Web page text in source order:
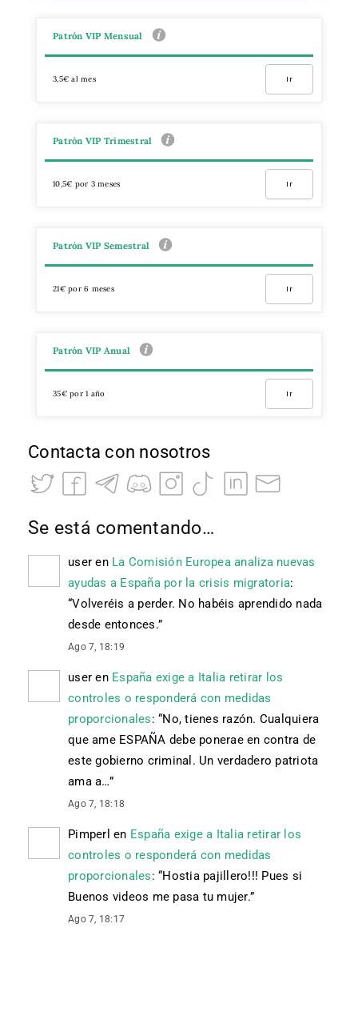
Patrón VIP Mensual
3,5€ al mes Ir
Patrón VIP Trimestral
10,5€ por 3 meses Ir
Patrón VIP Semestral
21€ por 6 meses Ir
Patrón VIP Anual
35€ por 1 año Ir
Contacta con nosotros
Se está comentando…
user en La Comisión Europea analiza nuevas
ayudas a España por la crisis migratoria:
“Volveréis a perder. No habéis aprendido nada
desde entonces.”
Ago 7, 18:19
user en España exige a Italia retirar los
controles o responderá con medidas
proporcionales: “No, tienes razón. Cualquiera
que ame ESPAÑA debe ponerae en contra de
este gobierno criminal. Un verdadero patriota
ama a…”
Ago 7, 18:18
Pimperl en España exige a Italia retirar los
controles o responderá con medidas
proporcionales: “Hostia pajillero!!! Pues si
Buenos videos me pasa tu mujer.”
Ago 7, 18:17